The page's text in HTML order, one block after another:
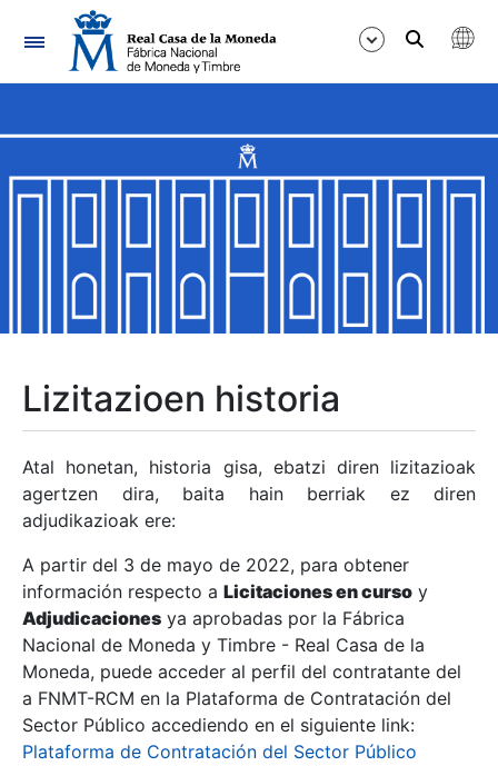
Nabigazioa
Erakutsi/Ezkutatu
Erakutsi/Ezkutatu
Erakutsi/Ezkutatu
Erakutsi/Ezkutatu
Erakutsi/Ezkutatu
Erakutsi/Ezkutatu
Erakutsi/Ezkutatu
Lizitazioen historia
Atal honetan, historia gisa, ebatzi diren lizitazioak
agertzen dira, baita hain berriak ez diren
adjudikazioak ere:
A partir del 3 de mayo de 2022, para obtener
información respecto a Licitaciones en curso y
Adjudicaciones ya aprobadas por la Fábrica
Nacional de Moneda y Timbre - Real Casa de la
Moneda, puede acceder al perfil del contratante del
a FNMT-RCM en la Plataforma de Contratación del
Sector Público accediendo en el siguiente link:
Plataforma de Contratación del Sector Público